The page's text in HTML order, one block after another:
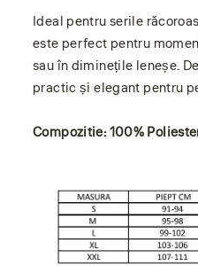
Ideal pentru serile
este perfect pentru
sau în diminețile leneșe.
practic și elegant pentru
Compozitie: 100%